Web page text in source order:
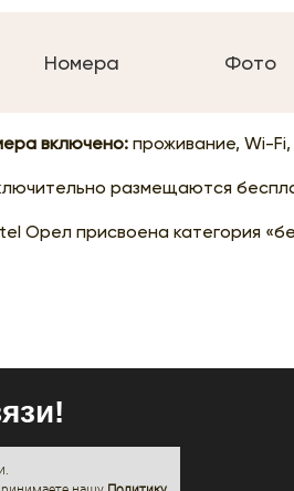
Номера Фото
включено: проживание, Wi-Fi,
размещаются
Орел присвоена категория